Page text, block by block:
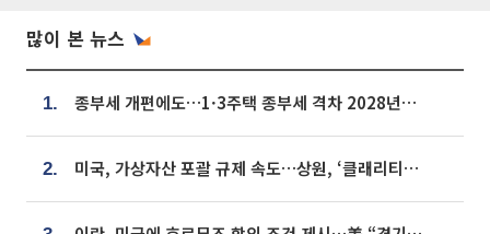
많이 본 뉴스
1. 종부세 개편에도…1·3주택 종부세 격차 2028년부터 확대
2. 미국, 가상자산 포괄 규제 속도…상원, ‘클래리티법’ 9월 절차투표 추진